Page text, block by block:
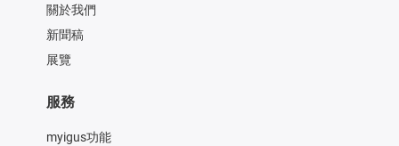
關於我們
新聞稿
展覽
服務
myigus功能